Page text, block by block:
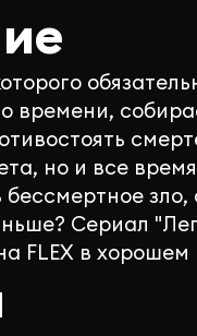
времени,
но и все
Сериал
FLEX в хорошем